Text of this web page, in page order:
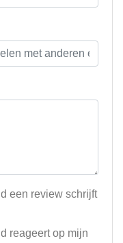
een review schrijft
reageert op mijn